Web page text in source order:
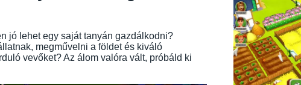
jó lehet egy saját tanyán gazdálkodni?
megművelni a földet és kiváló
vevőket? Az álom valóra vált, próbáld ki